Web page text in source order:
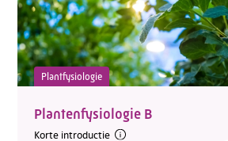
Plantfysiologie
Plantenfysiologie B
Korte introductie